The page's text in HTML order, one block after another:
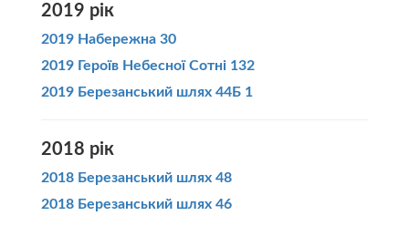
2019 рік
2019 Набережна 30
2019 Героїв Небесної Сотні 132
2019 Березанський шлях 44Б 1
2018 рік
2018 Березанський шлях 48
2018 Березанський шлях 46